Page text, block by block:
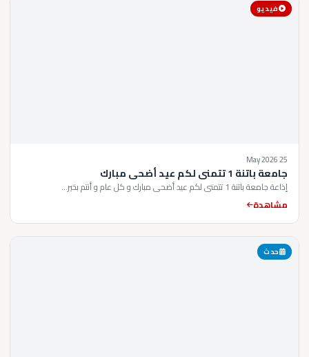
فيديو
25 May 2026
جامعة باتنة 1 تتمنى لكم عيد أضحى مبارك
إذاعة جامعة باتنة 1 تتمنى لكم عيد أضحى مبارك و كل عام و أنتم بخير...
مشاهدة
حدث